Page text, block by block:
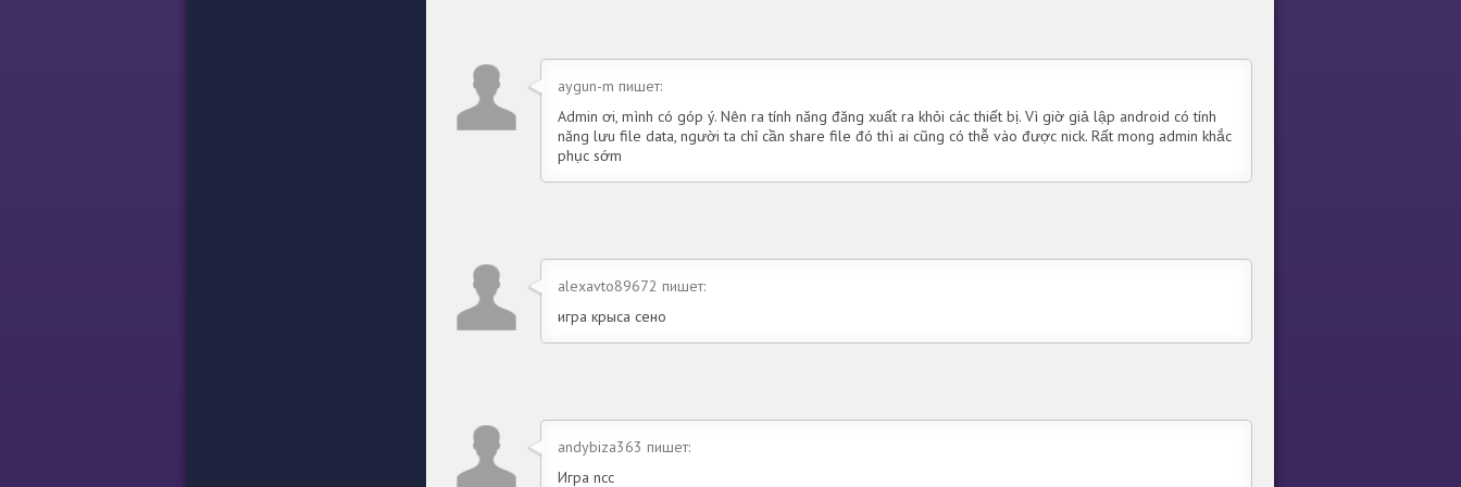
aygun-m пишет:
Admin ơi, mình có góp ý. Nên ra tính năng đăng xuất ra khỏi các thiết bị. Vì giờ giả lập android có tính
năng lưu file data, người ta chỉ cần share file đó thì ai cũng có thễ vào được nick. Rất mong admin khắc
phục sớm
alexavto89672 пишет:
игра крыса сено
andybiza363 пишет:
Игра ncc